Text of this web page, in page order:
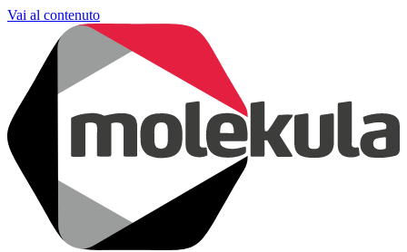
Vai al contenuto